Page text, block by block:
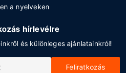
a nyelveken
hírlevélre
és különleges ajánlatainkról!
Feliratkozás